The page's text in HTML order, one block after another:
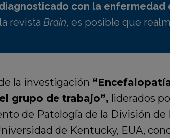
con la enfermedad
revista Brain, es posible que
la investigación
grupo de trabajo”, liderados
de Patología de la División de
de Kentucky, EUA,